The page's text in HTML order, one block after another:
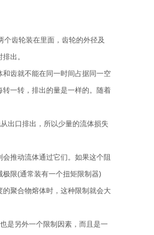
个齿轮装在里面，齿轮的外径及
出。
齿就不能在同一时间占据同一空
一转，排出的量是一样的。随着
出口排出，所以少量的流体损失
推动流体通过它们。如果这个阻
限(通常装有一个扭矩限制器)
聚合物熔体时，这种限制就会大
是另外一个限制因素，而且是一